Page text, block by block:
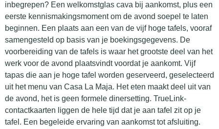
inbegrepen? Een welkomstglas cava bij aankomst, plus een
eerste kennismakingsmoment om de avond soepel te laten
beginnen. Een plaats aan een van de vijf hoge tafels, vooraf
samengesteld op basis van je boekingsgegevens. De
voorbereiding van de tafels is waar het grootste deel van het
werk voor de avond plaatsvindt voordat je aankomt. Vijf
tapas die aan je hoge tafel worden geserveerd, geselecteerd
uit het menu van Casa La Maja. Het eten maakt deel uit van
de avond, het is geen formele dinersetting. TrueLink-
contactkaarten liggen de hele tijd dat je aan tafel zit op je
tafel. Een begeleide ervaring van aankomst tot afsluiting.